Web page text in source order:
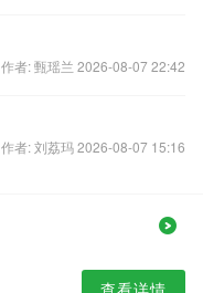
作者: 甄瑶兰 2026-08-07 22:42
作者: 刘荔玛 2026-08-07 15:16
查看详情